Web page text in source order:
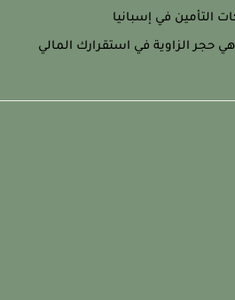
في إسبانيا
الزاوية في استقرارك المالي